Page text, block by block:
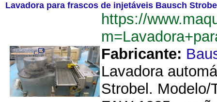
Lavadora para frascos de injetáveis Bausch
https://
Fabricante:
Lavadora
Strobel. Modelo/